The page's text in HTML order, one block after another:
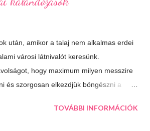
után, amikor a talaj nem alkalmas erdei
városi látnivalót keresünk.
hogy maximum milyen messzire
és szorgosan elkezdjük böngészni a
választásunk következő úticélként
TOVÁBBI INFORMÁCIÓK